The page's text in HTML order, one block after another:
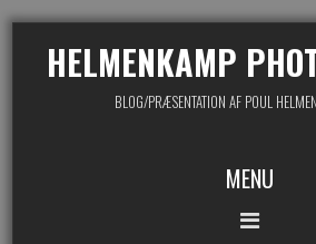
HELMENKAMP
BLOG/PRÆSENTATION AF POUL
MENU